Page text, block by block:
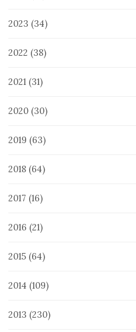
2023 (34)
2022 (38)
2021 (31)
2020 (30)
2019 (63)
2018 (64)
2017 (16)
2016 (21)
2015 (64)
2014 (109)
2013 (230)